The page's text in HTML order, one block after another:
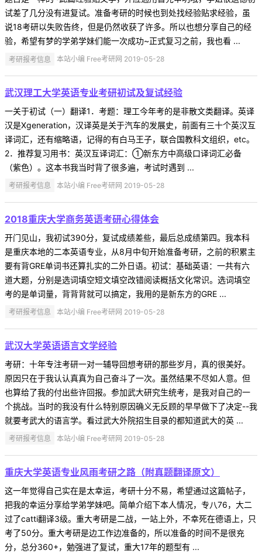
试差了几分没有进复试。准备考研的时候也到处找经验贴求经验，虽
说18考研以失败告终，但是仍然收获了许多。所以也想分享自己的经
验，希望有梦的学弟学妹们能一次成功~正式复习之前，我也看 ...
考研报考信息 本站小编 Free考研网 2019-05-28
武汉理工大学英语专业考研初试及复试经验
一关于初试（一）翻译1．考题：理工今年考的是非散文类翻译。英译
汉是Xgeneration，汉译英是关于汽车的发展史，前面有三十个英汉互
译词汇，还有缩略语，记得的有白马王子，联合国教科文组织，etc。
2．推荐复习用书：英汉互译词汇：①新东方中高级口译词汇必备
（紫色）。这本书我当时背了很多遍，考试时遇到 ...
考研报考信息 本站小编 Free考研网 2019-05-28
2018重庆大学商务英语考研心得体会
开门见山，我初试390分，复试成绩差些，最后总成绩第四。我本科
是重庆本地的二本英语专业，从8月中旬开始准备考研，之前的积累主
要有背GRE单词书还算扎实的二外日语。初试：基础英语：一共有六
道大题，分别是选词填空短文填空改错阅读概括文化常识。选词填空
考的是单词量，背背背就可以搞定，我用的是新东方的GRE ...
考研报考信息 本站小编 Free考研网 2019-05-28
武汉大学英语语言文学经验
考研：十年专注考研一对一辅导回想考研的那些岁月，真的很美好。
原因只在于我认认真真为自己奋斗了一次。虽然结果不尽如人意。但
也算给了我的付出些许回报。参加武大研究生统考，是我对自己的一
个挑战。当时的我没有什么特别原因确义无反顾的早早做下了决定--我
就要考武大的语言学。看过武大外院招生目录的都知道武大的英 ...
考研报考信息 本站小编 Free考研网 2019-05-28
重庆大学英语专业风雨考研之路（附真题翻译原文）
这一年觉得自己实在是太幸运，考研十分不易，希望通过这篇帖子，
把我的幸运分享给学弟学妹吧。简单介绍下本人情况，专八76，大二
过了catti翻译3级。重大考研是二战，一站上外，不幸死在德语上，只
考了50分。重大考研是边工作边准备的，所以准备的时间不是很充
分，总分360+，勉强进了复试，重大17年的题型有 ...